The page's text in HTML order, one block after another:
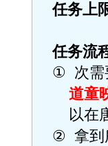
任务上
任务流
① 次
道童
以在
② 拿